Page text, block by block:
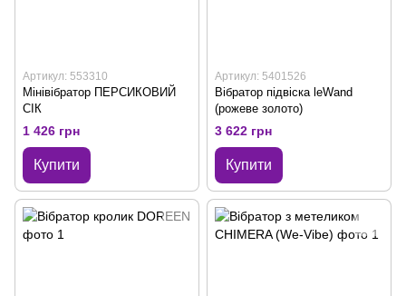
Артикул: 553310
Мінівібратор ПЕРСИКОВИЙ
СІК
1 426 грн
Купити
Артикул: 5401526
Вібратор підвіска leWand
(рожеве золото)
3 622 грн
Купити